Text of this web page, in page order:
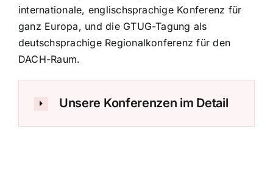
internationale, englischsprachige Konferenz für
ganz Europa, und die GTUG-Tagung als
deutschsprachige Regionalkonferenz für den
DACH-Raum.
Unsere Konferenzen im Detail